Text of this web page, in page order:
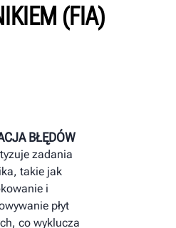
(FIA)
BŁĘDÓW
zadania
takie jak
i
płyt
co wyklucza
zainstalowaniu
pasywnej
z uciążliwym
blokowaniem i odblokowaniem